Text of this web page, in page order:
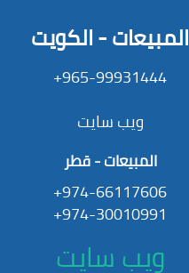
المبيعات - الكويت
965-99931444+
ويب سايت
المبيعات - قطر
974-66117606+
974-30010991+
ويب سايت